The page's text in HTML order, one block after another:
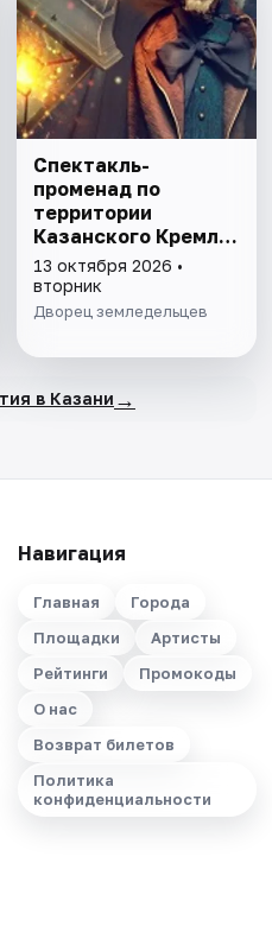
Спектакль-
променад по
территории
Казанского Кремля
с фонарщиком
Фаролеро
13 октября 2026 •
вторник
Дворец земледельцев
в Казани →
Навигация
Главная
Города
Площадки
Артисты
Рейтинги
Промокоды
О нас
Возврат билетов
Политика
конфиденциальности